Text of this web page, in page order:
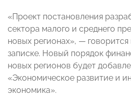
«Проект постановления
сектора малого и среднего
новых регионах», — говорится
записке. Новый порядок
новых регионов будет
«Экономическое развитие и
экономика».